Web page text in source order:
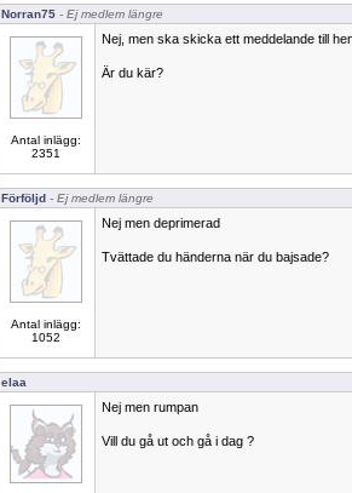
Norran75 - Ej medlem längre
Antal inlägg:
2351
Nej, men ska skicka ett meddelande till
Är du kär?
Förföljd - Ej medlem längre
Antal inlägg:
1052
Nej men deprimerad
Tvättade du händerna när du bajsade?
elaa
Nej men rumpan
Vill du gå ut och gå i dag ?